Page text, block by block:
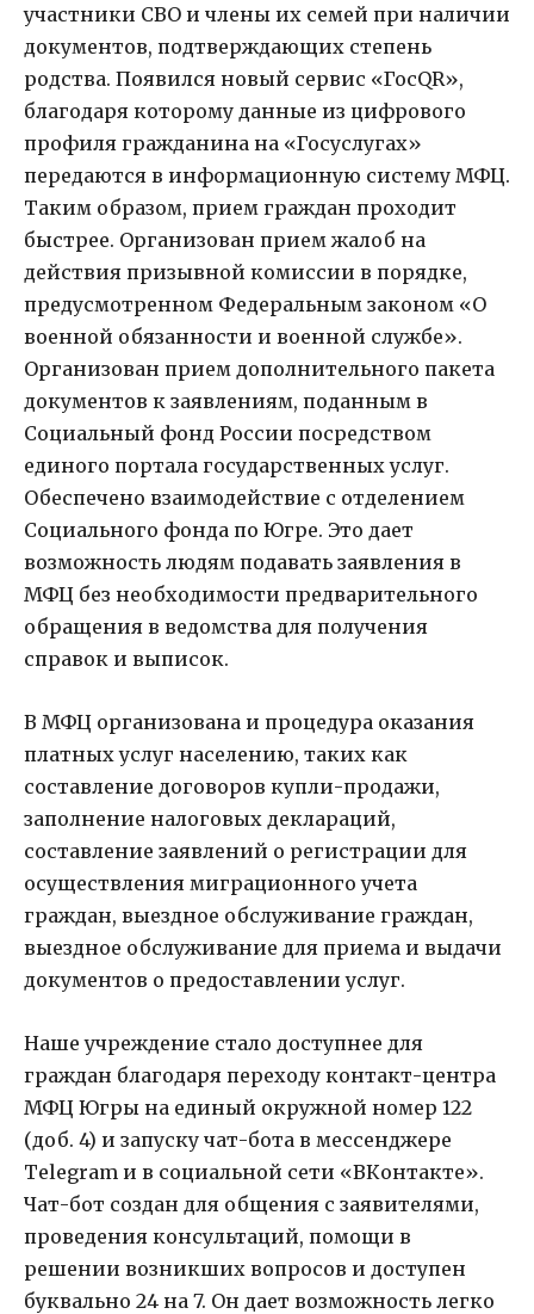
участники СВО и члены их семей при наличии
документов, подтверждающих степень
родства. Появился новый сервис «ГосQR»,
благодаря которому данные из цифрового
профиля гражданина на «Госуслугах»
передаются в информационную систему МФЦ.
Таким образом, прием граждан проходит
быстрее. Организован прием жалоб на
действия призывной комиссии в порядке,
предусмотренном Федеральным законом «О
военной обязанности и военной службе».
Организован прием дополнительного пакета
документов к заявлениям, поданным в
Социальный фонд России посредством
единого портала государственных услуг.
Обеспечено взаимодействие с отделением
Социального фонда по Югре. Это дает
возможность людям подавать заявления в
МФЦ без необходимости предварительного
обращения в ведомства для получения
справок и выписок.
В МФЦ организована и процедура оказания
платных услуг населению, таких как
составление договоров купли-продажи,
заполнение налоговых деклараций,
составление заявлений о регистрации для
осуществления миграционного учета
граждан, выездное обслуживание граждан,
выездное обслуживание для приема и выдачи
документов о предоставлении услуг.
Наше учреждение стало доступнее для
граждан благодаря переходу контакт-центра
МФЦ Югры на единый окружной номер 122
(доб. 4) и запуску чат-бота в мессенджере
Telegram и в социальной сети «ВКонтакте».
Чат-бот создан для общения с заявителями,
проведения консультаций, помощи в
решении возникших вопросов и доступен
буквально 24 на 7. Он дает возможность легко